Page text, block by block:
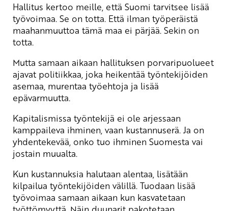
Hallitus kertoo meille, että Suomi tarvitsee lisää
työvoimaa. Se on totta. Että ilman työperäistä
maahanmuuttoa tämä maa ei pärjää. Sekin on
totta.
Mutta samaan aikaan hallituksen porvaripuolueet
ajavat politiikkaa, joka heikentää työntekijöiden
asemaa, murentaa työehtoja ja lisää
epävarmuutta.
Kapitalismissa työntekijä ei ole arjessaan
kamppaileva ihminen, vaan kustannuserä. Ja on
yhdentekevää, onko tuo ihminen Suomesta vai
jostain muualta.
Kun kustannuksia halutaan alentaa, lisätään
kilpailua työntekijöiden välillä. Tuodaan lisää
työvoimaa samaan aikaan kun kasvatetaan